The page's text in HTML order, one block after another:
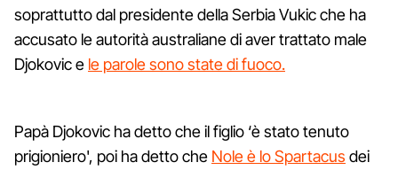
soprattutto dal presidente della Serbia Vukic che ha
accusato le autorità australiane di aver trattato male
Djokovic e le parole sono state di fuoco.
Papà Djokovic ha detto che il figlio ‘è stato tenuto
prigioniero', poi ha detto che Nole è lo Spartacus dei